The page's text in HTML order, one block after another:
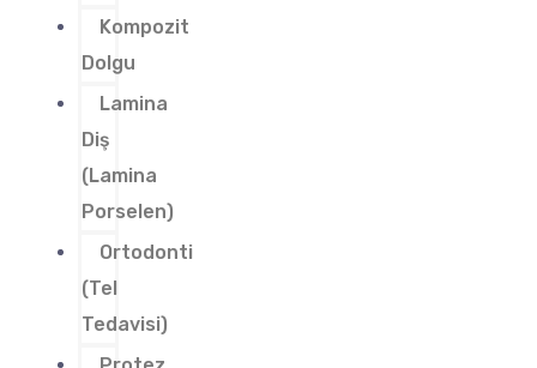
Kompozit
Dolgu
Lamina
Diş
(Lamina
Porselen)
Ortodonti
(Tel
Tedavisi)